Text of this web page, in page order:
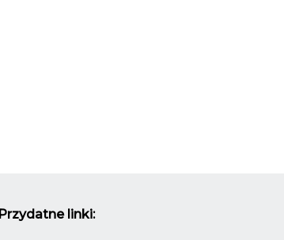
Przydatne linki: